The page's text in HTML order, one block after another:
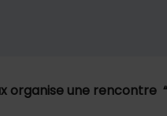
organise une rencontre